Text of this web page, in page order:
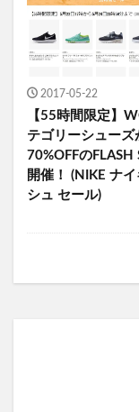
2017-05-22
【55時間限定】
テゴリーシューズ
70%OFFのFLASH
開催！ (NIKE ナ
シュ セール)